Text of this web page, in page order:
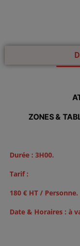
ZONES &
Durée : 3H00.
Tarif :
180 € HT / Personne.
Date & Horaires : à